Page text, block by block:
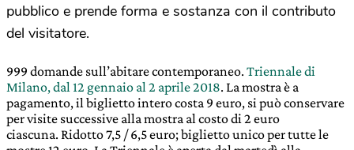
pubblico e prende forma e sostanza con il contributo
del visitatore.
999 domande sull’abitare contemporaneo. Triennale di
Milano, dal 12 gennaio al 2 aprile 2018. La mostra è a
pagamento, il biglietto intero costa 9 euro, si può conservare
per visite successive alla mostra al costo di 2 euro
ciascuna. Ridotto 7,5 / 6,5 euro; biglietto unico per tutte le